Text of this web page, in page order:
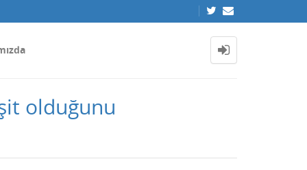
olduğunu